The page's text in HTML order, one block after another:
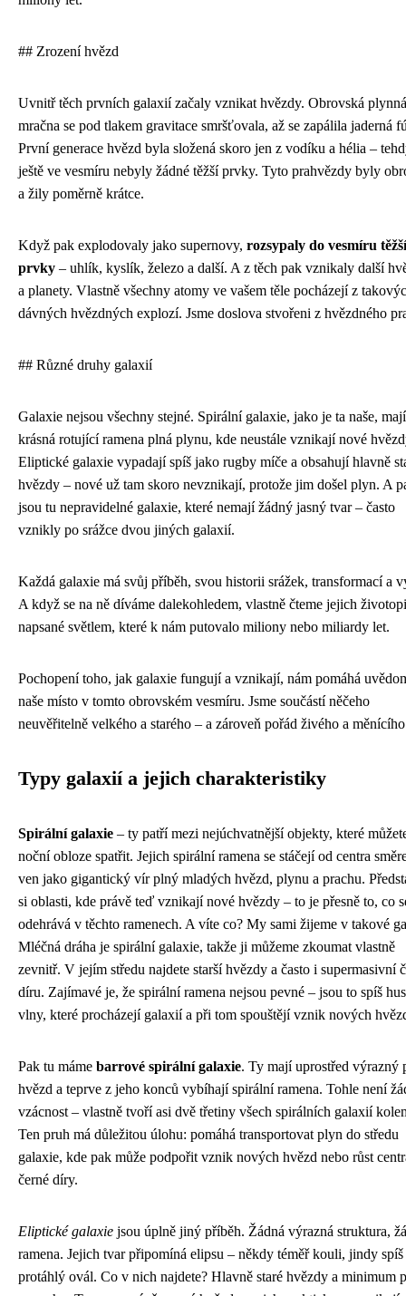
## Zrození hvězd
Uvnitř těch prvních galaxií začaly vznikat hvězdy. Obrovská plynná
mračna se pod tlakem gravitace smršťovala, až se zapálila jaderná
První generace hvězd byla složená skoro jen z vodíku a hélia –
ještě ve vesmíru nebyly žádné těžší prvky. Tyto prahvězdy byly
a žily poměrně krátce.
Když pak explodovaly jako supernovy, rozsypaly do vesmíru těžší
prvky – uhlík, kyslík, železo a další. A z těch pak vznikaly další
a planety. Vlastně všechny atomy ve vašem těle pocházejí z
dávných hvězdných explozí. Jsme doslova stvořeni z hvězdného
## Různé druhy galaxií
Galaxie nejsou všechny stejné. Spirální galaxie, jako je ta naše, mají
krásná rotující ramena plná plynu, kde neustále vznikají nové
Eliptické galaxie vypadají spíš jako rugby míče a obsahují hlavně
hvězdy – nové už tam skoro nevznikají, protože jim došel plyn. A
jsou tu nepravidelné galaxie, které nemají žádný jasný tvar – často
vznikly po srážce dvou jiných galaxií.
Každá galaxie má svůj příběh, svou historii srážek, transformací a
A když se na ně díváme dalekohledem, vlastně čteme jejich
napsané světlem, které k nám putovalo miliony nebo miliardy let.
Pochopení toho, jak galaxie fungují a vznikají, nám pomáhá
naše místo v tomto obrovském vesmíru. Jsme součástí něčeho
neuvěřitelně velkého a starého – a zároveň pořád živého a
Typy galaxií a jejich charakteristiky
Spirální galaxie – ty patří mezi nejúchvatnější objekty, které
noční obloze spatřit. Jejich spirální ramena se stáčejí od centra
ven jako gigantický vír plný mladých hvězd, plynu a prachu.
si oblasti, kde právě teď vznikají nové hvězdy – to je přesně to, co
odehrává v těchto ramenech. A víte co? My sami žijeme v takové
Mléčná dráha je spirální galaxie, takže ji můžeme zkoumat vlastně
zevnitř. V jejím středu najdete starší hvězdy a často i supermasivní
díru. Zajímavé je, že spirální ramena nejsou pevné – jsou to spíš
vlny, které procházejí galaxií a při tom spouštějí vznik nových
Pak tu máme barrové spirální galaxie. Ty mají uprostřed výrazný
hvězd a teprve z jeho konců vybíhají spirální ramena. Tohle není
vzácnost – vlastně tvoří asi dvě třetiny všech spirálních galaxií
Ten pruh má důležitou úlohu: pomáhá transportovat plyn do středu
galaxie, kde pak může podpořit vznik nových hvězd nebo růst
černé díry.
Eliptické galaxie jsou úplně jiný příběh. Žádná výrazná struktura,
ramena. Jejich tvar připomíná elipsu – někdy téměř kouli, jindy spíš
protáhlý ovál. Co v nich najdete? Hlavně staré hvězdy a minimum